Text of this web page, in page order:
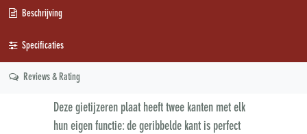
Beschrijving
Specificaties
Reviews & Rating
Deze gietijzeren plaat heeft twee kanten met elk
hun eigen functie: de geribbelde kant is perfect